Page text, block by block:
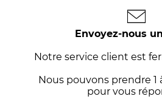
Envoyez-nous
Notre service client est
Nous pouvons prendre 1
pour vous